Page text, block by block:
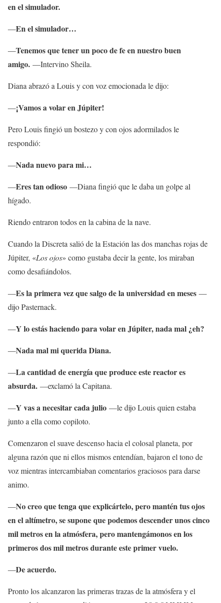
en el simulador.
—En el simulador…
—Tenemos que tener un poco de fe en nuestro buen
amigo. —Intervino Sheila.
Diana abrazó a Louis y con voz emocionada le dijo:
—¡Vamos a volar en Júpiter!
Pero Louis fingió un bostezo y con ojos adormilados le
respondió:
—Nada nuevo para mi…
—Eres tan odioso —Diana fingió que le daba un golpe al
hígado.
Riendo entraron todos en la cabina de la nave.
Cuando la Discreta salió de la Estación las dos manchas rojas de
Júpiter, «Los ojos» como gustaba decir la gente, los miraban
como desafiándolos.
—Es la primera vez que salgo de la universidad en meses —
dijo Pasternack.
—Y lo estás haciendo para volar en Júpiter, nada mal ¿eh?
—Nada mal mi querida Diana.
—La cantidad de energía que produce este reactor es
absurda. —exclamó la Capitana.
—Y vas a necesitar cada julio —le dijo Louis quien estaba
junto a ella como copiloto.
Comenzaron el suave descenso hacia el colosal planeta, por
alguna razón que ni ellos mismos entendían, bajaron el tono de
voz mientras intercambiaban comentarios graciosos para darse
animo.
—No creo que tenga que explicártelo, pero mantén tus ojos
en el altímetro, se supone que podemos descender unos cinco
mil metros en la atmósfera, pero mantengámonos en los
primeros dos mil metros durante este primer vuelo.
—De acuerdo.
Pronto los alcanzaron las primeras trazas de la atmósfera y el